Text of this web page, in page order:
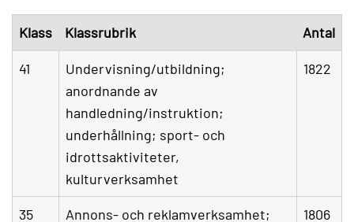
Klass Klassrubrik Antal
41
Undervisning/utbildning;
anordnande av
handledning/instruktion;
underhållning; sport- och
idrottsaktiviteter,
kulturverksamhet
1822
35
Annons- och reklamverksamhet;
1806